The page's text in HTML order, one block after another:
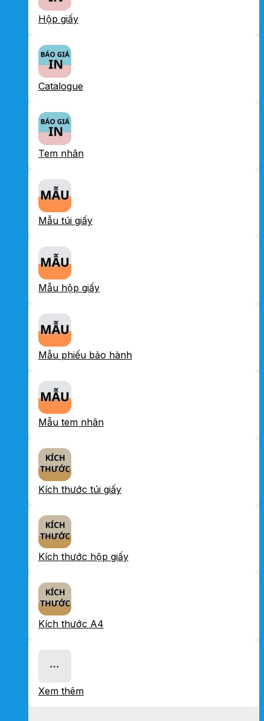
Hộp giấy
Catalogue
Tem nhãn
Mẫu túi giấy
Mẫu hộp giấy
Mẫu phiếu bảo hành
Mẫu tem nhãn
Kích thước túi giấy
Kích thước hộp giấy
Kích thước A4
Xem thêm